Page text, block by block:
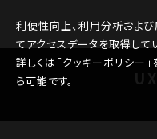
利便性向上、利用分析およ
てアクセスデータを取得して
詳しくは「クッキーポリシー
ら可能です。